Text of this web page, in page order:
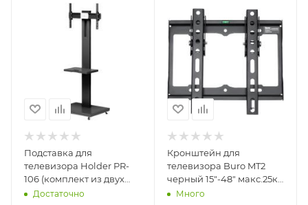
Подставка для
телевизора Holder PR-
106 (комплект из двух
коробок) черный 26"-70"
Достаточно
Кронштейн для
телевизора Buro MT2
черный 15"-48" макс.25кг
настенный наклон
Много